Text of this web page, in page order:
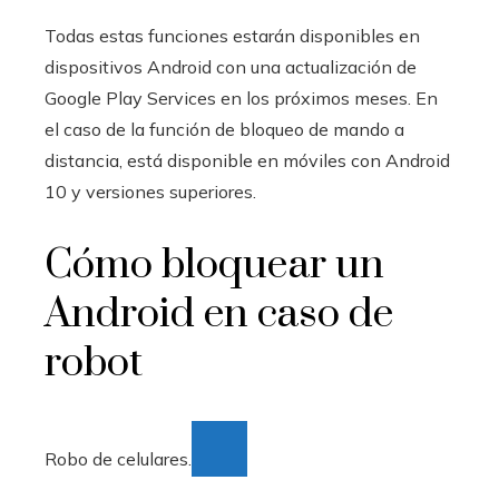
Todas estas funciones estarán disponibles en
dispositivos Android con una actualización de
Google Play Services en los próximos meses. En
el caso de la función de bloqueo de mando a
distancia, está disponible en móviles con Android
10 y versiones superiores.
Cómo bloquear un
Android en caso de
robot
Robo de celulares.